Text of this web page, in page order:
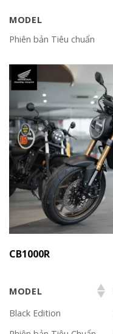
MODEL
Phiên bản Tiêu chuẩn
CB1000R
MODEL
Black Edition